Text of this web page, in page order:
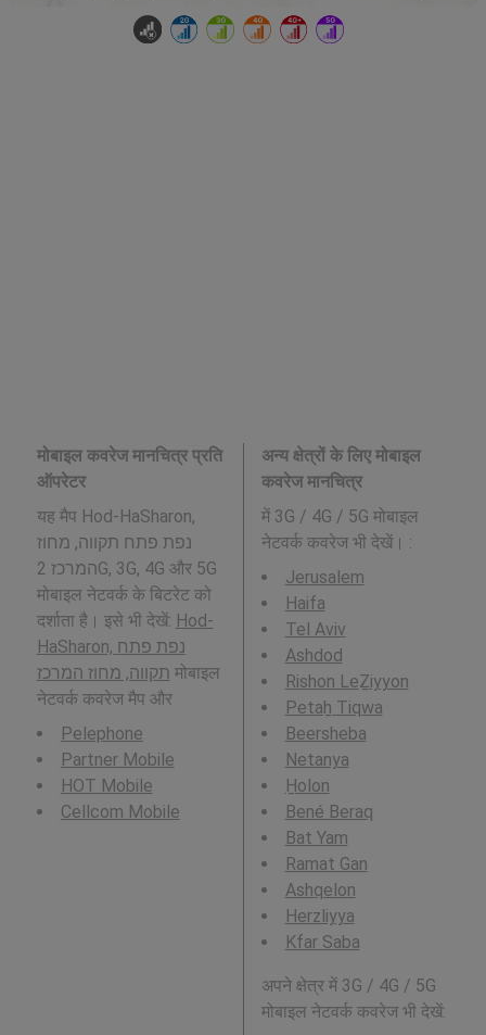
मोबाइल कवरेज मानचित्र प्रति
ऑपरेटर
यह मैप Hod-HaSharon,
נפת פתח תקווה, מחוז
המרכז 2G, 3G, 4G और 5G
मोबाइल नेटवर्क के बिटरेट को
दर्शाता है। इसे भी देखें: Hod-
HaSharon, נפת פתח
תקווה, מחוז המרכז मोबाइल
नेटवर्क कवरेज मैप और
Pelephone
Partner Mobile
HOT Mobile
Cellcom Mobile
अन्य क्षेत्रों के लिए मोबाइल
कवरेज मानचित्र
में 3G / 4G / 5G मोबाइल
नेटवर्क कवरेज भी देखें। :
Jerusalem
Haifa
Tel Aviv
Ashdod
Rishon LeẔiyyon
Petaẖ Tiqwa
Beersheba
Netanya
H̱olon
Bené Beraq
Bat Yam
Ramat Gan
Ashqelon
Herzliyya
Kfar Saba
अपने क्षेत्र में 3G / 4G / 5G
मोबाइल नेटवर्क कवरेज भी देखें: